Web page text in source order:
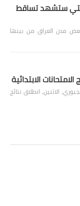
ستشهد تساقط
مدن العراق من بينها
الابتدائية
الاثنين، انطلاق نتائج